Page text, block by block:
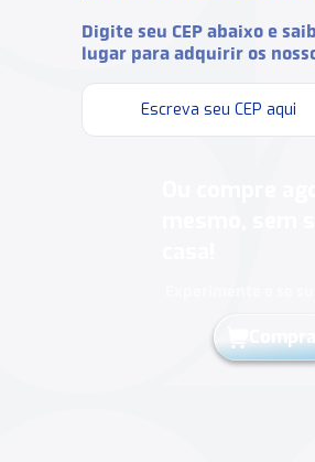
Digite seu CEP abaixo e
lugar para adquirir os